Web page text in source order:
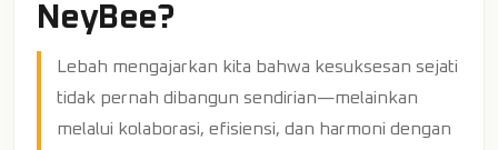
NeyBee?
Lebah mengajarkan kita bahwa kesuksesan sejati
tidak pernah dibangun sendirian—melainkan
melalui kolaborasi, efisiensi, dan harmoni dengan